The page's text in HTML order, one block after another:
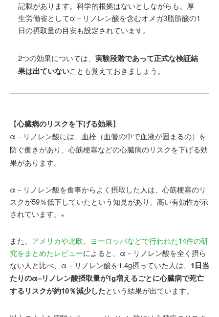
記載があります。科学的根拠はないとしながらも、厚
生労働省としてα－リノレン酸を含むオメガ3脂肪酸の1
日の摂取量の目安も設定されています。
2つの効果については、 実験段階であって正式な検証結
果は出ていないことも覚えておきましょう。
【心臓病のリスクを下げる効果】
α－リノレン酸には、
血栓（血管の中で血液が固まるの）を
防ぐ働きがあり、 心筋梗塞などの心臓病のリスクを下げる効
果があります。
α－リノレン酸を食事からよく摂取した人は、心筋梗塞のリ
スクが59％低下していたという知見があり、高い有効性が示
されています。
※
また、 アメリカや北欧、ヨーロッパなどで行われた14件の研
究をまとめたレビューによると、 α － リノレン酸を全く摂ら
ない人と比べ、 α－リノレン酸を1.4g摂っていた人は、 1日当
たりのα–リノレン酸摂取量が1g増えるごとに心臓病で死亡
するリスクが約10％減少したという結果が出ています。